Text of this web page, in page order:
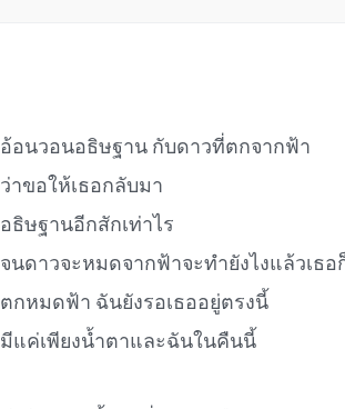
อ้อนวอนอธิษฐาน กับดาวที่ตกจากฟ้า
ว่าขอให้เธอกลับมา
อธิษฐานอีกสักเท่าไร
จนดาวจะหมดจากฟ้าจะทำยังไงแล้วเธ
ตกหมดฟ้า ฉันยังรอเธออยู่ตรงนี้
มีแค่เพียงน้ำตาและฉันในคืนนี้